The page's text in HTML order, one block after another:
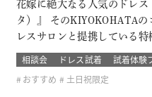
花嫁に絶大なる人気のドレ
タ）』 そのKIYOKOHATA
レスサロンと提携している
おふたり限定の無料試着会を
も試着できて、結婚式のイメ
サロンでは取り扱いのないド
相談会 ドレス試着
試着体験
おすすめ
土日祝限定